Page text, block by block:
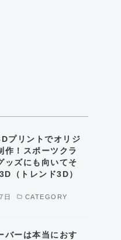
日 CATEGORY
プリントでオリジ
作！スポーツクラ
ッズにも向いてそ
（トレンド3D）
バーは本当におす